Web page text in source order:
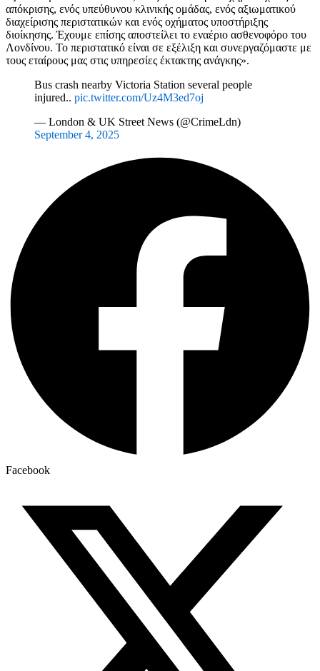
απόκρισης, ενός υπεύθυνου κλινικής ομάδας, ενός αξιωματικού
διαχείρισης περιστατικών και ενός οχήματος υποστήριξης
διοίκησης. Έχουμε επίσης αποστείλει το εναέριο ασθενοφόρο του
Λονδίνου. Το περιστατικό είναι σε εξέλιξη και συνεργαζόμαστε με
τους εταίρους μας στις υπηρεσίες έκτακτης ανάγκης».
Bus crash nearby Victoria Station several people
injured.. pic.twitter.com/Uz4M3ed7oj
— London & UK Street News (@CrimeLdn)
September 4, 2025
Facebook